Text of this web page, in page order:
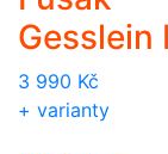
Gesslein
3 990 Kč
+ varianty